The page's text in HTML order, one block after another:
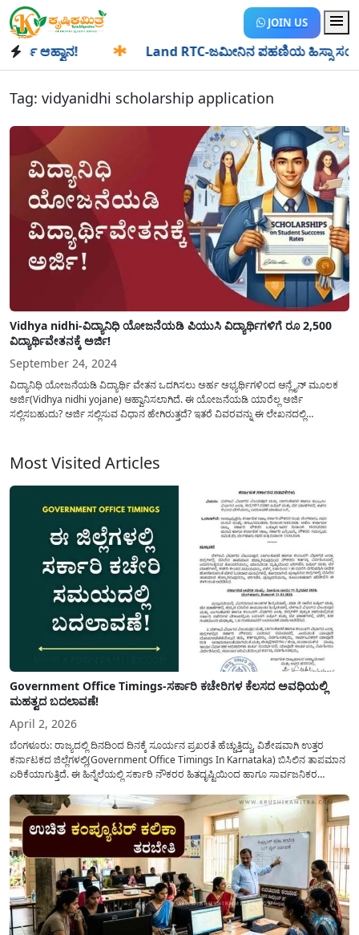
JOIN US
ಆಹ್ವಾನ! Land RTC-ಜಮೀನಿನ ಪಹಣಿಯ ಹಿಸ್ಸಾ ಸಂಖ್ಯೆ
Tag: vidyanidhi scholarship application
Vidhya nidhi-ವಿದ್ಯಾನಿಧಿ ಯೋಜನೆಯಡಿ ಪಿಯುಸಿ ವಿದ್ಯಾರ್ಥಿಗಳಿಗೆ ರೂ 2,500
ವಿದ್ಯಾರ್ಥಿವೇತನಕ್ಕೆ ಅರ್ಜಿ!
September 24, 2024
ವಿದ್ಯಾನಿಧಿ ಯೋಜನೆಯಡಿ ವಿದ್ಯಾರ್ಥಿ ವೇತನ ಒದಗಿಸಲು ಅರ್ಹ ಅಭ್ಯರ್ಥಿಗಳಿಂದ ಆನ್ಲೈನ್ ಮೂಲಕ
ಅರ್ಜಿ(Vidhya nidhi yojane) ಆಹ್ವಾನಿಸಲಾಗಿದೆ. ಈ ಯೋಜನೆಯಡಿ ಯಾರೆಲ್ಲ ಅರ್ಜಿ
ಸಲ್ಲಿಸಬಹುದು? ಅರ್ಜಿ ಸಲ್ಲಿಸುವ ವಿಧಾನ ಹೇಗಿರುತ್ತದೆ? ಇತರೆ ವಿವರವನ್ನು ಈ ಲೇಖನದಲ್ಲಿ
Most Visited Articles
Government Office Timings-ಸರ್ಕಾರಿ ಕಚೇರಿಗಳ ಕೆಲಸದ ಅವಧಿಯಲ್ಲಿ
ಮಹತ್ವದ ಬದಲಾವಣೆ!
April 2, 2026
ಬೆಂಗಳೂರು: ರಾಜ್ಯದಲ್ಲಿ ದಿನದಿಂದ ದಿನಕ್ಕೆ ಸೂರ್ಯನ ಪ್ರಖರತೆ ಹೆಚ್ಚುತ್ತಿದ್ದು, ವಿಶೇಷವಾಗಿ ಉತ್ತರ
ಕರ್ನಾಟಕದ ಜಿಲ್ಲೆಗಳಲ್ಲಿ(Government Office Timings In Karnataka) ಬಿಸಿಲಿನ ತಾಪಮಾನ
ಏರಿಕೆಯಾಗುತ್ತಿದೆ. ಈ ಹಿನ್ನೆಲೆಯಲ್ಲಿ ಸರ್ಕಾರಿ ನೌಕರರ ಹಿತದೃಷ್ಟಿಯಿಂದ ಹಾಗೂ ಸಾರ್ವಜನಿಕರ
ಮತ್ತು ಕಲ್ಯಾಣ ಕರ್ನಾಟಕದ ಒಟ್ಟು 9 ಜಿಲ್ಲೆಗಳಲ್ಲಿ ಏಪ್ರಿಲ್...